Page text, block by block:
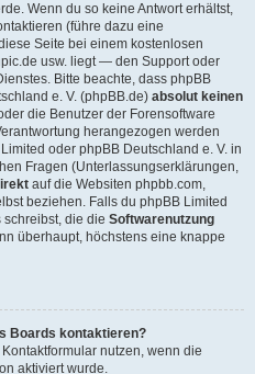
Wenn du so keine Antwort erhältst,
(führe dazu eine
Seite bei einem kostenlosen
usw. liegt — den Support oder
Bitte beachte, dass phpBB
e. V. (phpBB.de) absolut keinen
die Benutzer der Forensoftware
herangezogen werden
oder phpBB Deutschland e. V. in
Fragen (Unterlassungserklärungen,
auf die Websiten phpbb.com,
beziehen. Falls du phpBB Limited
schreibst, die die Softwarenutzung
überhaupt, höchstens eine knappe
Boards kontaktieren?
nutzen, wenn die
aktiviert wurde.